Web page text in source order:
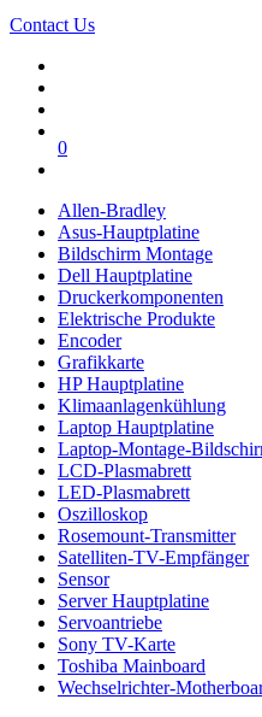
Contact Us
0
Allen-Bradley
Asus-Hauptplatine
Bildschirm Montage
Dell Hauptplatine
Druckerkomponenten
Elektrische Produkte
Encoder
Grafikkarte
HP Hauptplatine
Klimaanlagenkühlung
Laptop Hauptplatine
Laptop-Montage-
LCD-Plasmabrett
LED-Plasmabrett
Oszilloskop
Rosemount-Transmitter
Satelliten-TV-Empfänger
Sensor
Server Hauptplatine
Servoantriebe
Sony TV-Karte
Toshiba Mainboard
Wechselrichter-